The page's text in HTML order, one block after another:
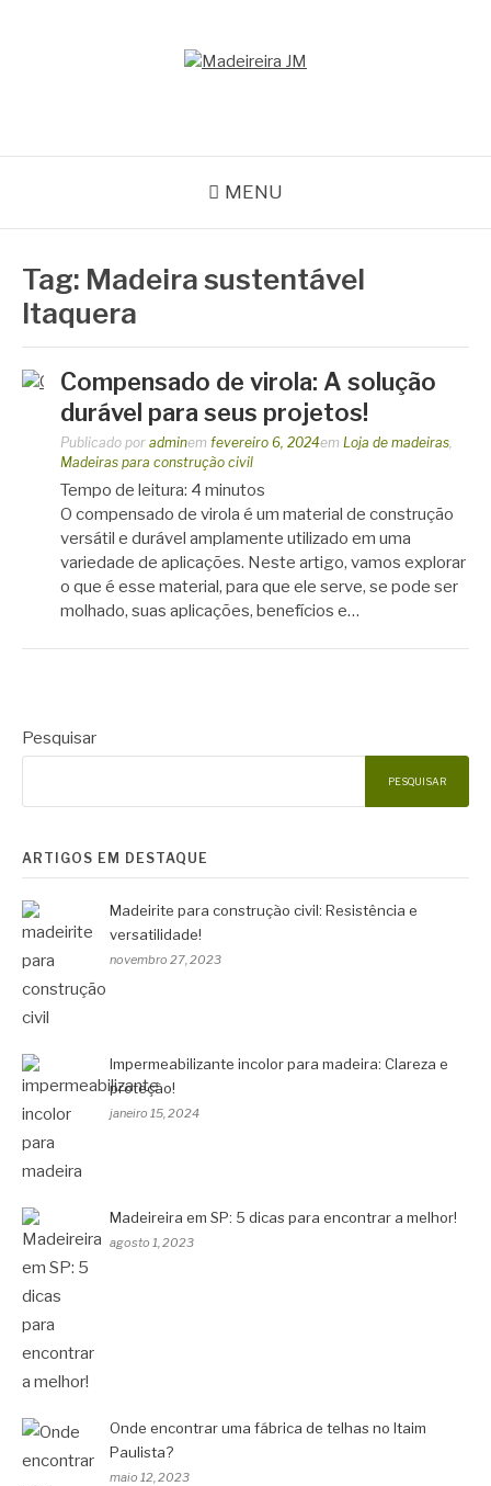
MENU
Tag: Madeira sustentável
Itaquera
Compensado de virola: A solução
durável para seus projetos!
Publicado por adminem fevereiro 6, 2024em Loja de madeiras,
Madeiras para construção civil
Tempo de leitura: 4 minutos
O compensado de virola é um material de construção
versátil e durável amplamente utilizado em uma
variedade de aplicações. Neste artigo, vamos explorar
o que é esse material, para que ele serve, se pode ser
molhado, suas aplicações, benefícios e…
Pesquisar
PESQUISAR
ARTIGOS EM DESTAQUE
Madeirite para construção civil: Resistência e
versatilidade!
novembro 27, 2023
Impermeabilizante incolor para madeira: Clareza e
proteção!
janeiro 15, 2024
Madeireira em SP: 5 dicas para encontrar a melhor!
agosto 1, 2023
Onde encontrar uma fábrica de telhas no Itaim
Paulista?
maio 12, 2023